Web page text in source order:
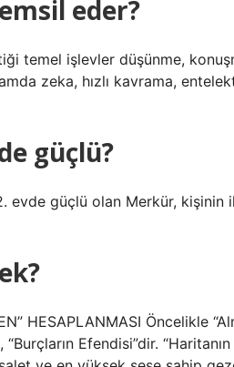
eder?
temel işlevler düşünme,
zeka, hızlı kavrama,
güçlü?
evde güçlü olan Merkür,
HESAPLANMASI Öncelikle
“Burçların Efendisi”dir.